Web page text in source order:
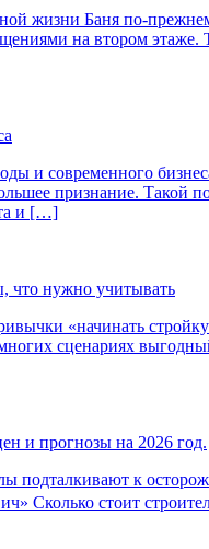
жизни Баня по-
на втором этаже.
и современного
признание. Такой
и […]
что нужно учитывать
«начинать
сценариях выгодный
и прогнозы на 2026 год.
подталкивают к
Сколько стоит